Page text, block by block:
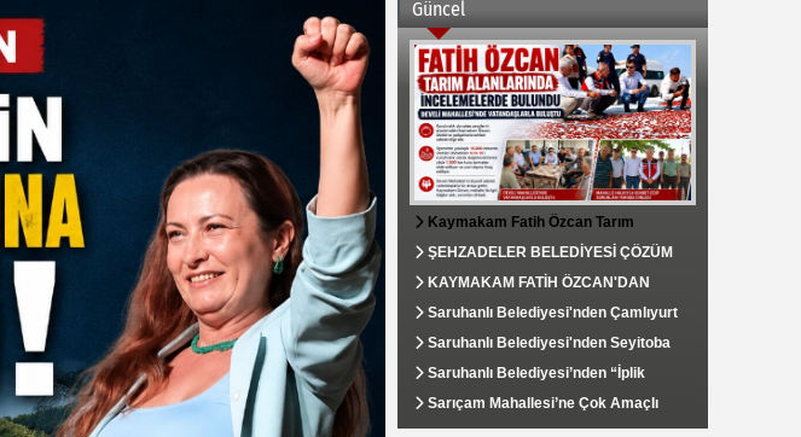
Güncel
Kaymakam Fatih Özcan Tarım
Alanlarında İncelemelerde Bulundu,
Develi Mahallesi’nde Vatandaşlarla
ŞEHZADELER BELEDİYESİ ÇÖZÜM
MERKEZİ VATANDAŞIN TALEPLERİNE
KAYMAKAM FATİH ÖZCAN'DAN
SOSYAL YARDIMLAŞMA VE
Saruhanlı Belediyesi'nden Çamlıyurt
Mahallesi'ne Kapsamlı Çevre
Saruhanlı Belediyesi'nden Seyitoba
Mahallesi'ne Tarımsal Su Desteği
Saruhanlı Belediyesi’nden “İplik
Yolu”nda Yoğun Mesai: Sıcak Asfalt
Sarıçam Mahallesi’ne Çok Amaçlı
Hizmet Binası Kazandırıldı